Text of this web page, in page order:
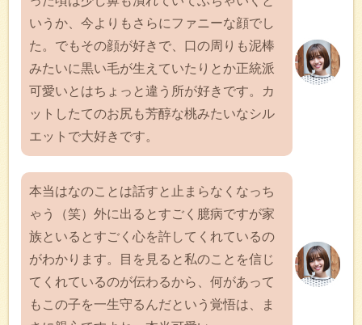
いうか、今よりもさらにファニーな顔でし
た。でもその顔が好きで、口の周りも泥棒
みたいに黒い毛が生えていたりとか正統派
可愛いとはちょっと違う所が好きです。カ
ットしたてのお尻も芳醇な桃みたいなシル
エットで大好きです。
本当はなのことは話すと止まらなくなっち
ゃう（笑）外に出るとすごく臆病ですが家
族といるとすごく心を許してくれているの
がわかります。目を見ると私のことを信じ
てくれているのが伝わるから、何があって
もこの子を一生守るんだという覚悟は、ま